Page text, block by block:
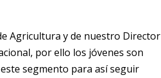
Agricultura y de nuestro Director
por ello los jóvenes son
segmento para así seguir